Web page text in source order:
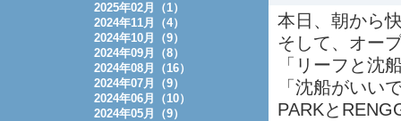
本日、朝から
そして、オー
「リーフと沈
「沈船がいい
PARKと
2025年02月（1）
2024年11月（4）
2024年10月（9）
2024年09月（8）
2024年08月（16）
2024年07月（9）
2024年06月（10）
2024年05月（9）